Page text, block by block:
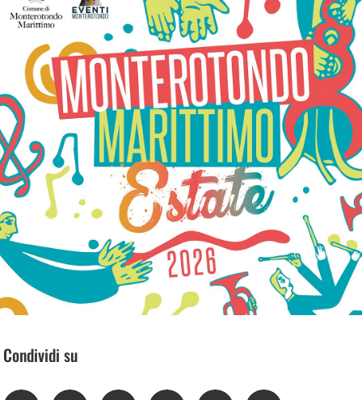
Condividi su